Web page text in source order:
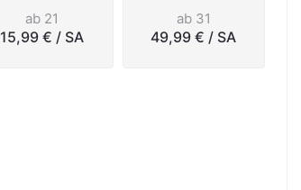
ab 21
15,99 € / SA
ab 31
49,99 € / SA